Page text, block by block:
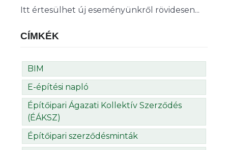
Itt értesülhet új eseményünkről rövidesen...
CÍMKÉK
BIM
E-építési napló
Építőipari Ágazati Kollektív Szerződés
(ÉÁKSZ)
Építőipari szerződésminták